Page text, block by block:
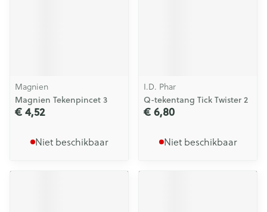
Magnien
Magnien Tekenpincet 3
€ 4,52
Niet beschikbaar
I.D. Phar
Q-tekentang Tick Twister 2
€ 6,80
Niet beschikbaar